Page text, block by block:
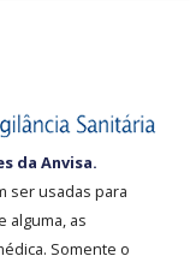
da Anvisa.
ser usadas para
alguma, as
Somente o